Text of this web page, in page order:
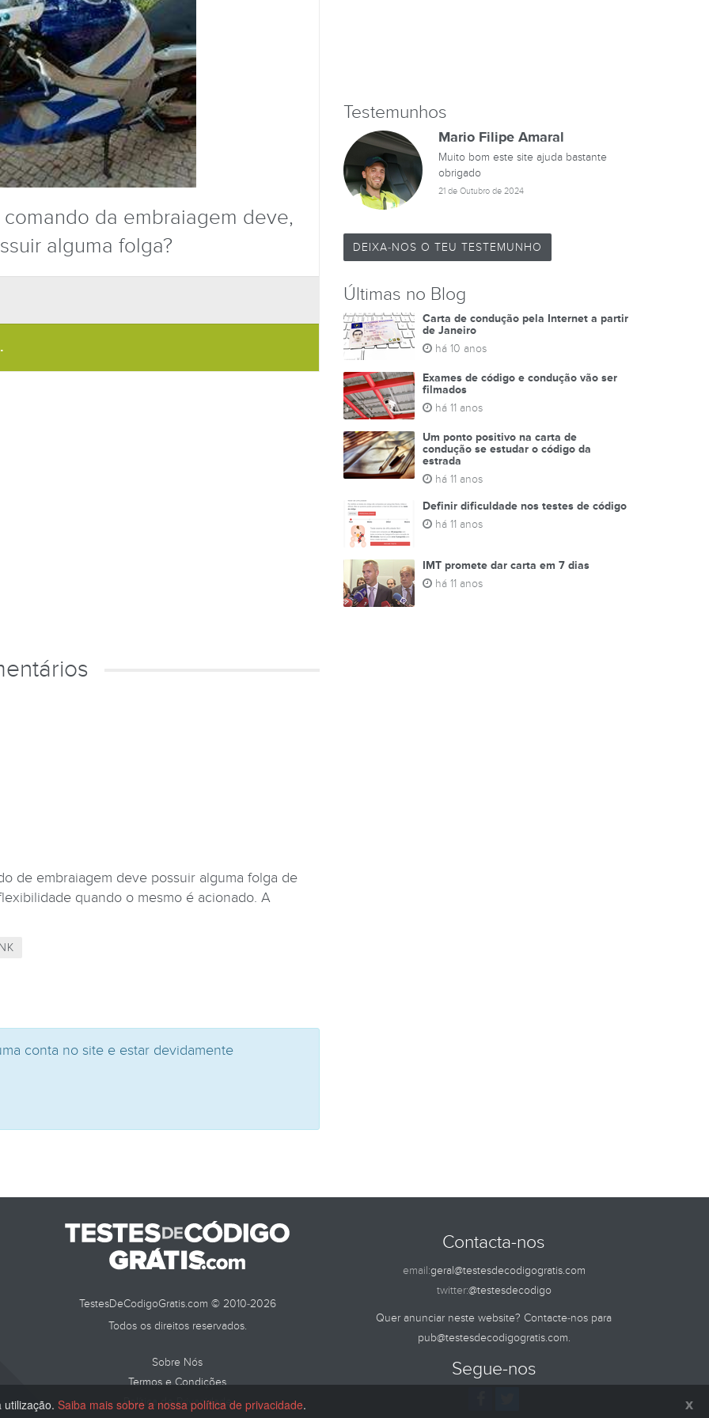
da embraiagem deve,
alguma folga?
de embraiagem deve possuir alguma folga de
quando o mesmo é acionado. A
conta no site e estar devidamente
Testemunhos
Mario Filipe Amaral
Muito bom este site ajuda bastante
obrigado
21 de Outubro de 2024
DEIXA-NOS O TEU TESTEMUNHO
Últimas no Blog
Carta de condução pela Internet a partir
de Janeiro
há 10 anos
Exames de código e condução vão ser
filmados
há 11 anos
Um ponto positivo na carta de
condução se estudar o código da
estrada
há 11 anos
Definir dificuldade nos testes de código
há 11 anos
IMT promete dar carta em 7 dias
há 11 anos
TestesDeCodigoGratis.com © 2010-2026
Todos os direitos reservados.
Sobre Nós
Termos e Condições
Política de Privacidade
Contacta-nos
email:geral@testesdecodigogratis.com
twitter:@testesdecodigo
Quer anunciar neste website? Contacte-nos para
pub@testesdecodigogratis.com.
Segue-nos
utilização. Saiba mais sobre a nossa política de privacidade. x